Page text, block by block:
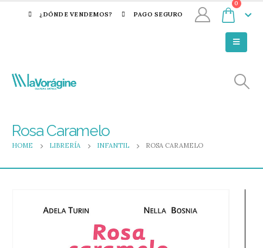
¿DÓNDE VENDEMOS? PAGO SEGURO
0
Rosa Caramelo
HOME LIBRERÍA INFANTIL ROSA CARAMELO